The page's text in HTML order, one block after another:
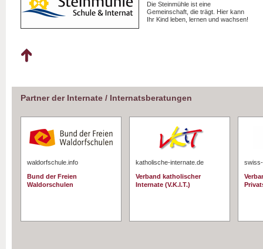
Die Steinmühle ist eine
Gemeinschaft, die trägt. Hier kann
Ihr Kind leben, lernen und wachsen!
Partner der Internate / Internatsberatungen
waldorfschule.info
Bund der Freien
Waldorschulen
katholische-internate.de
Verband katholischer
Internate (V.K.I.T.)